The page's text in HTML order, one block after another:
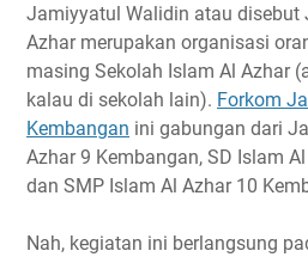
Jamiyyatul Walidin atau disebut
Azhar merupakan organisasi
masing Sekolah Islam Al Azhar
kalau di sekolah lain). Forkom
Kembangan ini gabungan dari
Azhar 9 Kembangan, SD Islam
dan SMP Islam Al Azhar 10
Nah, kegiatan ini berlangsung